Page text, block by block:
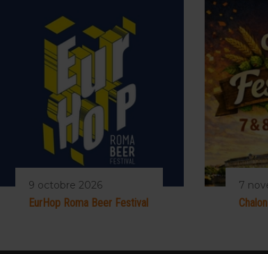
9 octobre 2026
EurHop Roma Beer Festival
7